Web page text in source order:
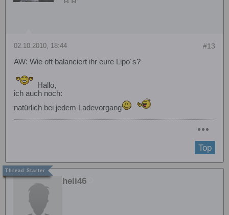
#13
02.10.2010, 18:44
AW: Wie oft balanciert ihr eure Lipo´s?
Hallo,
ich auch noch:
natürlich bei jedem Ladevorgang
Top
heli46